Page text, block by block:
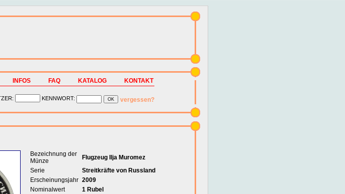
INFOS FAQ KATALOG KONTAKT
KENNWORT: vergessen?
Bezeichnung der
Münze
Flugzeug Ilja Muromez
Serie
Streitkräfte von Russland
Erscheinungsjahr 2009
Nominalwert
1 Rubel